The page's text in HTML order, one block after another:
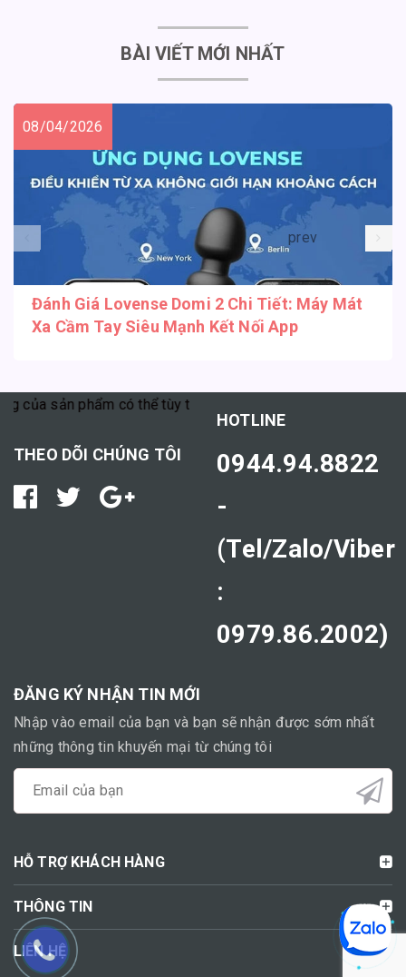
BÀI VIẾT MỚI NHẤT
08/04/2026
Đánh Giá Lovense Domi 2 Chi Tiết: Máy Mát
Xa Cầm Tay Siêu Mạnh Kết Nối App
prev
sản phẩm có thể tùy thuộc vào cơ địa mỗi người."
THEO DÕI CHÚNG TÔI
HOTLINE
0944.94.8822
-
(Tel/Zalo/Viber
:
0979.86.2002)
ĐĂNG KÝ NHẬN TIN MỚI
Nhập vào email của bạn và bạn sẽ nhận được sớm nhất
những thông tin khuyến mại từ chúng tôi
HỖ TRỢ KHÁCH HÀNG
THÔNG TIN
LIÊN HỆ